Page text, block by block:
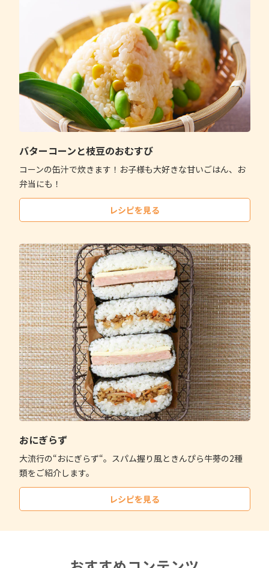
バターコーンと枝豆のおむすび
コーンの缶汁で炊きます！お子様も大好きな甘いごはん、お
弁当にも！
レシピを見る
おにぎらず
大流行の“おにぎらず“。スパム握り風ときんぴら牛蒡の2種
類をご紹介します。
レシピを見る